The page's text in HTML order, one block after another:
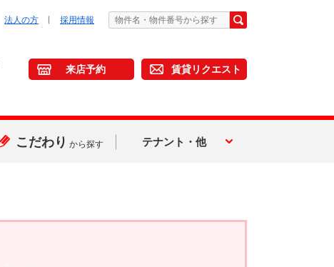
法人の方 採用情報
来店予約 賃貸リクエスト
こだわり から探す テナント・他